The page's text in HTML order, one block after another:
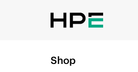
Shop